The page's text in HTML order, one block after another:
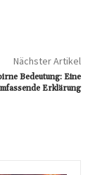
Nächster Artikel
Bedeutung: Eine
Erklärung